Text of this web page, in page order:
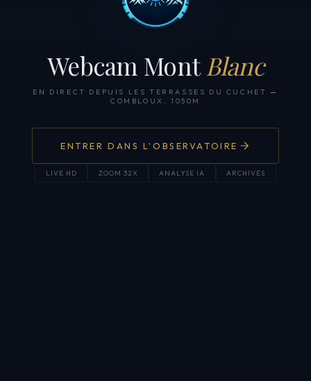
Webcam Mont Blanc
EN DIRECT DEPUIS LES TERRASSES DU CUCHET —
COMBLOUX, 1050M
ENTRER DANS L'OBSERVATOIRE
LIVE HD ZOOM 32X ANALYSE IA ARCHIVES